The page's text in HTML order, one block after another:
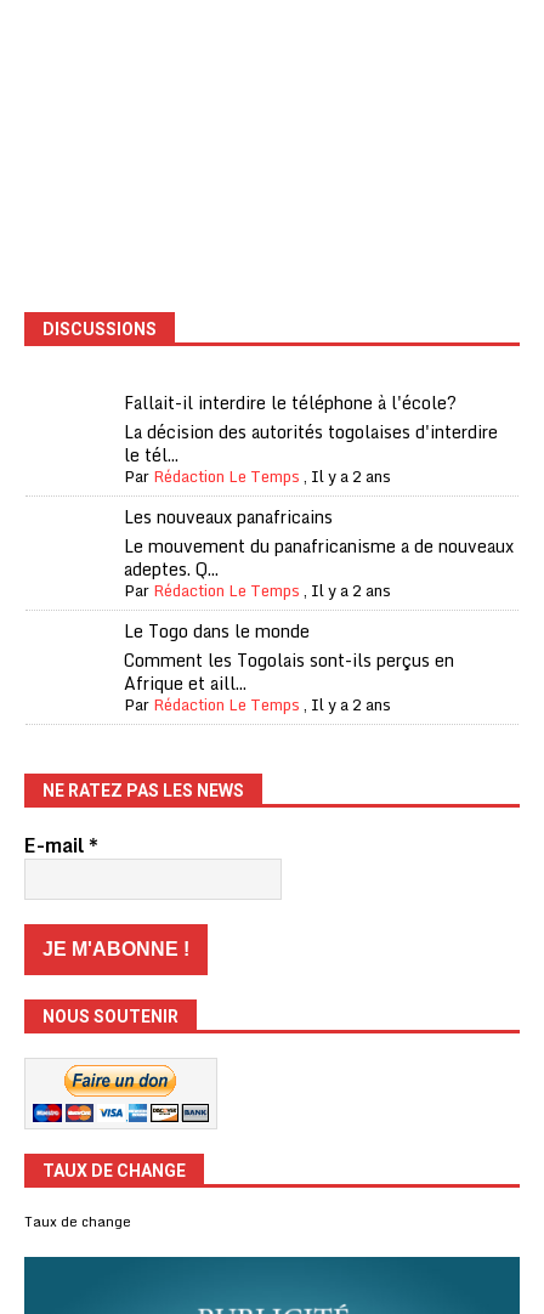
DISCUSSIONS
Fallait-il interdire le téléphone à l'école?
La décision des autorités togolaises d'interdire
le tél...
ParRédaction Le Temps, Il y a 2 ans
Les nouveaux panafricains
Le mouvement du panafricanisme a de nouveaux
adeptes. Q...
ParRédaction Le Temps, Il y a 2 ans
Le Togo dans le monde
Comment les Togolais sont-ils perçus en
Afrique et aill...
ParRédaction Le Temps, Il y a 2 ans
NE RATEZ PAS LES NEWS
E-mail*
NOUS SOUTENIR
TAUX DE CHANGE
Taux de change